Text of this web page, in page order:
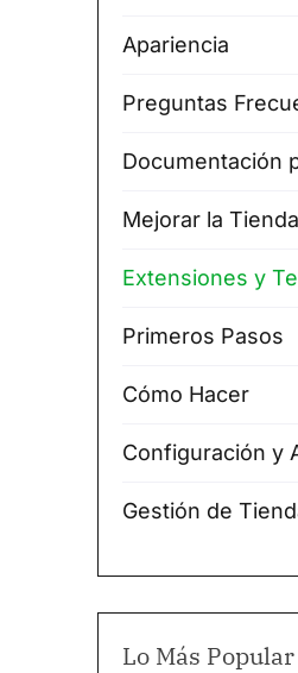
Apariencia
Preguntas
Documentación
Mejorar la Tienda
Extensiones y
Primeros Pasos
Cómo Hacer
Configuración y
Gestión de
Lo Más Popular